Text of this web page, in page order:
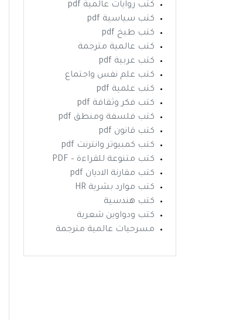
كتب روايات عالمية pdf
كتب سياسية pdf
كتب طبخ pdf
كتب عالمية مترجمة
كتب عربية pdf
كتب علم نفس واجتماع
كتب علمية pdf
كتب فكر وثقافة pdf
كتب فلسفة ومنطق pdf
كتب قانون pdf
كتب كمبيوتر وانترنت pdf
كتب متنوعة للقراءة – PDF
كتب مقارنة الاديان pdf
كتب موارد بشرية HR
كتب هندسية
كتب ودواوين شعرية
مسرحيات عالمية مترجمة